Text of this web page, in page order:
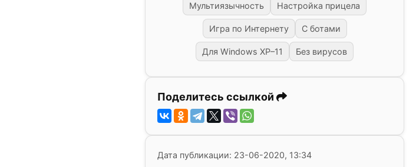
Мультиязычность Настройка прицела
Игра по Интернету С ботами
Для Windows XP–11 Без вирусов
Поделитесь ссылкой
Дата публикации: 23-06-2020, 13:34